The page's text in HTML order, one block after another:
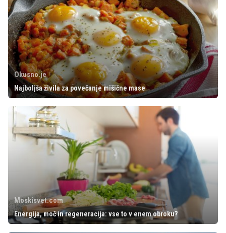
Okusno.je
Najboljša živila za povečanje mišične mase
Moskisvet.com
Energija, moč in regeneracija: vse to v enem obroku?